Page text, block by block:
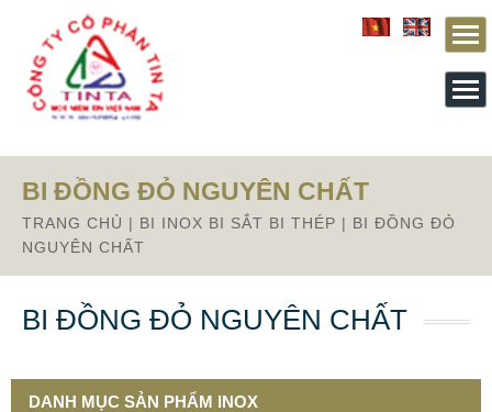
From this section downward is Zalo source code
BI ĐỒNG ĐỎ NGUYÊN CHẤT
TRANG CHỦ | BI INOX BI SẮT BI THÉP | BI ĐỒNG ĐỎ
NGUYÊN CHẤT
BI ĐỒNG ĐỎ NGUYÊN CHẤT
DANH MỤC SẢN PHẨM INOX
BẢNG GIÁ GIA CÔNG INOX HCM BÌNH DƯƠNG ĐỒNG
65.800 VNĐ68.500 VNĐ
SP: BANG GIA GIA CONG INOX TINTA